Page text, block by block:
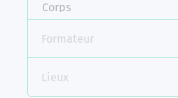
Corps
Formateur
Lieux